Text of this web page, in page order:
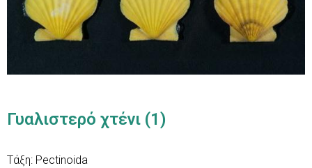
Γυαλιστερό χτένι (1)
Τάξη: Pectinoida